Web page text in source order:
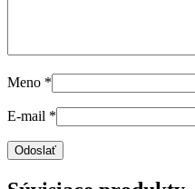
Meno *
E-mail *